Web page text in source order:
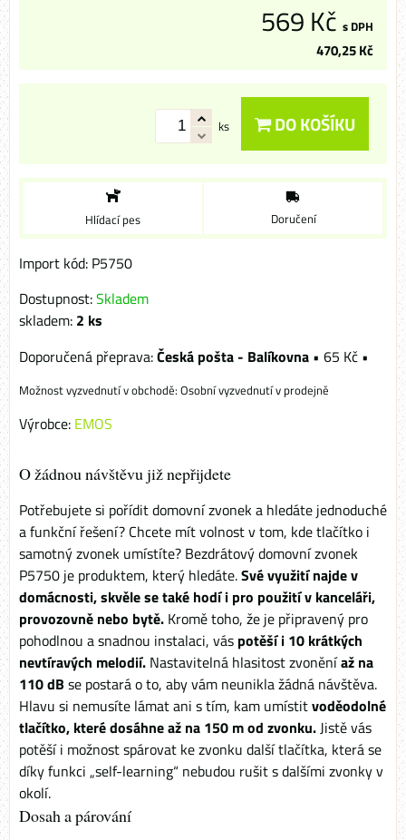
569 Kč s DPH
470,25 Kč
ks DO KOŠÍKU
Hlídací pes Doručení
Import kód: P5750
Dostupnost:Skladem
skladem: 2 ks
Česká pošta - Balíkovna • 65 Kč •
Osobní vyzvednutí v prodejně
Výrobce: EMOS
O žádnou návštěvu již nepřijdete
Potřebujete si pořídit domovní zvonek a hledáte jednoduché
a funkční řešení? Chcete mít volnost v tom, kde tlačítko i
samotný zvonek umístíte? Bezdrátový domovní zvonek
P5750 je produktem, který hledáte.Své využití najde v
domácnosti, skvěle se také hodí i pro použití v kanceláři,
provozovně nebo bytě. Kromě toho, že je připravený pro
pohodlnou a snadnou instalaci, vás potěší i 10 krátkých
nevtíravých melodií. Nastavitelná hlasitost zvoněníaž na
110 dB se postará o to, aby vám neunikla žádná návštěva.
Hlavu si nemusíte lámat ani s tím, kam umístitvoděodolné
tlačítko, které dosáhne až na 150 m od zvonku.Jistě vás
potěší i možnost spárovat ke zvonku další tlačítka, která se
díky funkci „self-learning“ nebudou rušit s dalšími zvonky v
okolí.
Dosah a párování